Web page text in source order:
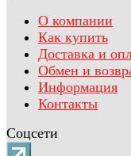
О компании
Как купить
Доставка и
Обмен и
Информация
Контакты
Соцсети